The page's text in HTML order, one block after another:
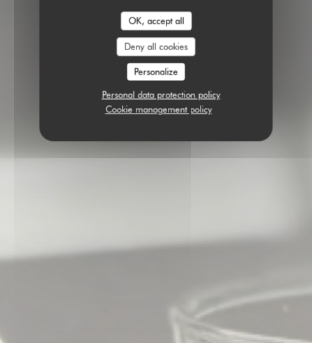
OK, accept all
Deny all cookies
Personalize
Personal data protection policy
Cookie management policy